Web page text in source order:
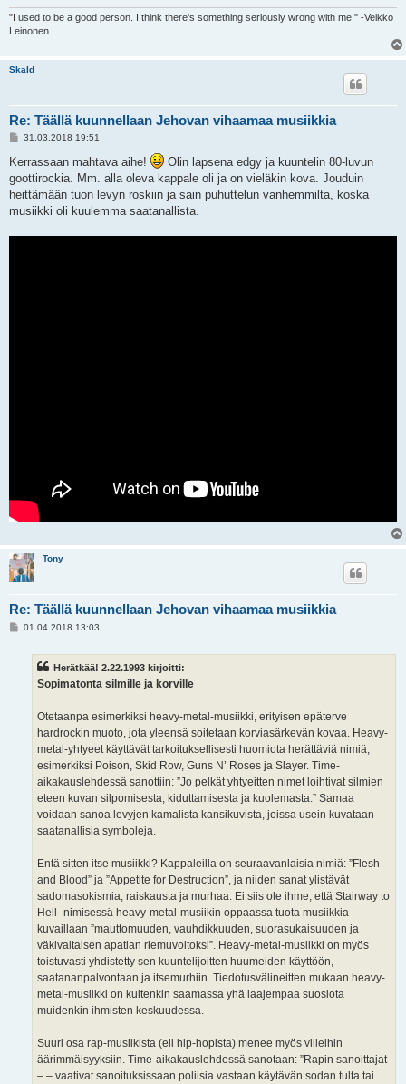
"I used to be a good person. I think there's something seriously wrong with me." -Veikko
Leinonen
Skald
Re: Täällä kuunnellaan Jehovan vihaamaa musiikkia
V
e
s
t
i
31.03.2018 19:51
Kerrassaan mahtava aihe!
Olin lapsena edgy ja kuuntelin 80-luvun
goottirockia. Mm. alla oleva kappale oli ja on vieläkin kova. Jouduin
heittämään tuon levyn roskiin ja sain puhuttelun vanhemmilta, koska
musiikki oli kuulemma saatanallista.
Tony
Re: Täällä kuunnellaan Jehovan vihaamaa musiikkia
V01.04.2018 13:03
Herätkää! 2.22.1993 kirjoitti:
Sopimatonta silmille ja korville
Otetaanpa esimerkiksi heavy-metal-musiikki, erityisen epäterve
hardrockin muoto, jota yleensä soitetaan korviasärkevän kovaa. Heavy-
metal-yhtyeet käyttävät tarkoituksellisesti huomiota herättäviä nimiä,
esimerkiksi Poison, Skid Row, Guns N’ Roses ja Slayer. Time-
aikakauslehdessä sanottiin: ”Jo pelkät yhtyeitten nimet loihtivat silmien
eteen kuvan silpomisesta, kiduttamisesta ja kuolemasta.” Samaa
voidaan sanoa levyjen kamalista kansikuvista, joissa usein kuvataan
saatanallisia symboleja.
Entä sitten itse musiikki? Kappaleilla on seuraavanlaisia nimiä: ”Flesh
and Blood” ja ”Appetite for Destruction”, ja niiden sanat ylistävät
sadomasokismia, raiskausta ja murhaa. Ei siis ole ihme, että Stairway to
Hell -nimisessä heavy-metal-musiikin oppaassa tuota musiikkia
kuvaillaan ”mauttomuuden, vauhdikkuuden, suorasukaisuuden ja
väkivaltaisen apatian riemuvoitoksi”. Heavy-metal-musiikki on myös
toistuvasti yhdistetty sen kuuntelijoitten huumeiden käyttöön,
saatananpalvontaan ja itsemurhiin. Tiedotusvälineitten mukaan heavy-
metal-musiikki on kuitenkin saamassa yhä laajempaa suosiota
muidenkin ihmisten keskuudessa.
Suuri osa rap-musiikista (eli hip-hopista) menee myös villeihin
äärimmäisyyksiin. Time-aikakauslehdessä sanotaan: ”Rapin sanoittajat
– – vaativat sanoituksissaan poliisia vastaan käytävän sodan tulta tai